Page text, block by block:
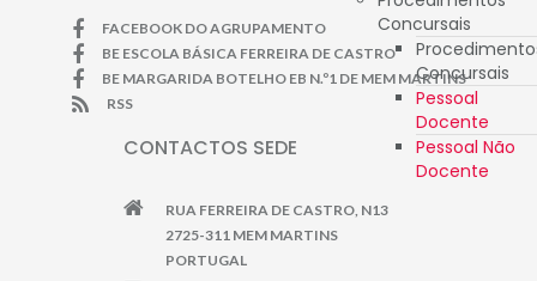
Concursais
Concursais
Pessoal
Docente
Pessoal Não
Docente
FACEBOOK DO AGRUPAMENTO
BE ESCOLA BÁSICA FERREIRA DE CASTRO
BE MARGARIDA BOTELHO EB N.º1 DE MEM MARTINS
RSS
CONTACTOS SEDE
RUA FERREIRA DE CASTRO, N13
2725-311 MEM MARTINS
PORTUGAL